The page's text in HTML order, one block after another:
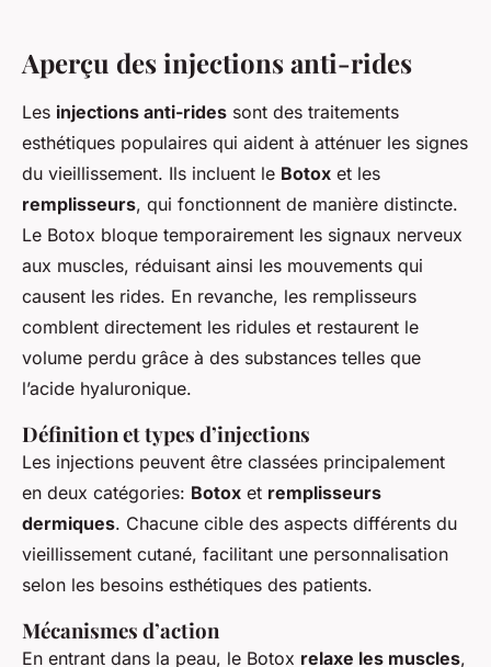
Aperçu des injections anti-rides
Les injections anti-rides sont des traitements
esthétiques populaires qui aident à atténuer les signes
du vieillissement. Ils incluent le Botox et les
remplisseurs, qui fonctionnent de manière distincte.
Le Botox bloque temporairement les signaux nerveux
aux muscles, réduisant ainsi les mouvements qui
causent les rides. En revanche, les remplisseurs
comblent directement les ridules et restaurent le
volume perdu grâce à des substances telles que
l’acide hyaluronique.
Définition et types d’injections
Les injections peuvent être classées principalement
en deux catégories: Botox et remplisseurs
dermiques. Chacune cible des aspects différents du
vieillissement cutané, facilitant une personnalisation
selon les besoins esthétiques des patients.
Mécanismes d’action
En entrant dans la peau, le Botox relaxe les muscles,